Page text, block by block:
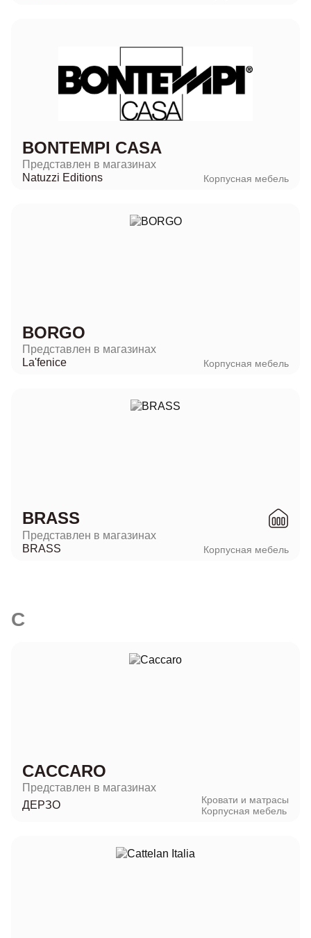
BONTEMPI CASA
Представлен в магазинах
Natuzzi Editions
Корпусная мебель
BORGO
Представлен в магазинах
La'fenice
Корпусная мебель
BRASS
Представлен в магазинах
BRASS
Корпусная мебель
C
CACCARO
Представлен в магазинах
ДЕРЗО
Кровати и матрасы
Корпусная мебель